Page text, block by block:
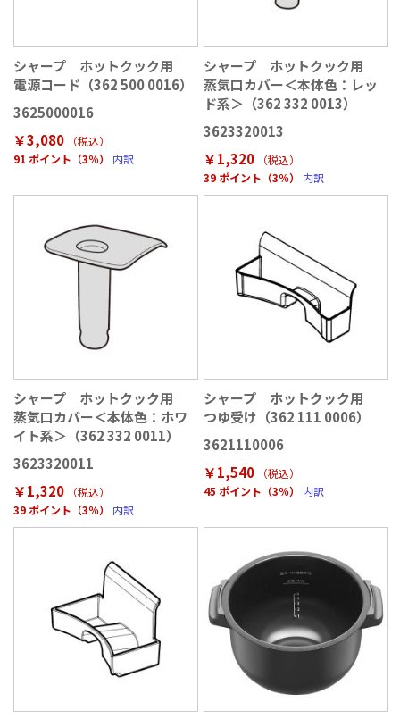
シャープ ホットクック用
電源コード（362 500 0016）
3625000016
￥3,080
（税込）
91 ポイント（3％）
内訳
シャープ ホットクック用
蒸気口カバー＜本体色：レッ
ド系＞（362 332 0013）
3623320013
￥1,320
（税込）
39 ポイント（3％）
内訳
シャープ ホットクック用
蒸気口カバー＜本体色：ホワ
イト系＞（362 332 0011）
3623320011
￥1,320
（税込）
39 ポイント（3％）
内訳
シャープ ホットクック用
つゆ受け（362 111 0006）
3621110006
￥1,540
（税込）
45 ポイント（3％）
内訳